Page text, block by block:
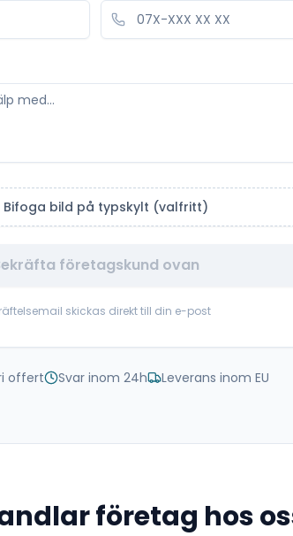
Bifoga bild på typskylt (valfritt)
företagskund ovan
skickas direkt till din e-post
offert Svar inom 24h Leverans inom EU
företag hos